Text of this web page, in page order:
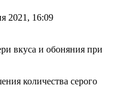
2021, 16:09
количества серого